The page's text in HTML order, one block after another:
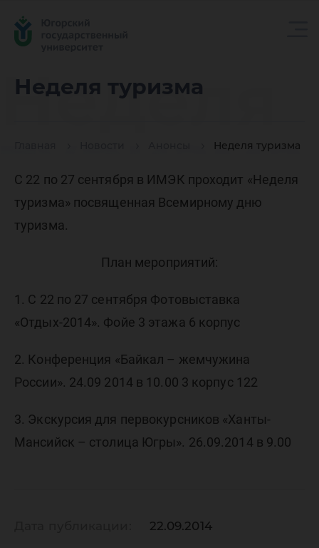
Неделя туризма
Неделя туризма
Неделя
туризма
С 22 по 27 сентября в ИМЭК проходит «Неделя
туризма» посвященная Всемирному дню
туризма.
План мероприятий:
1. С 22 по 27 сентября Фотовыставка
«Отдых-2014». Фойе 3 этажа 6 корпус
2. Конференция «Байкал – жемчужина
России». 24.09 2014 в 10.00 3 корпус 122
3. Экскурсия для первокурсников «Ханты-
Мансийск – столица Югры». 26.09.2014 в 9.00
22.09.2014